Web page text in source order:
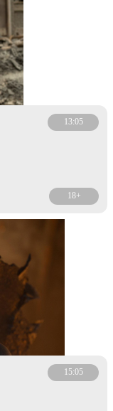
13:05
18+
15:05